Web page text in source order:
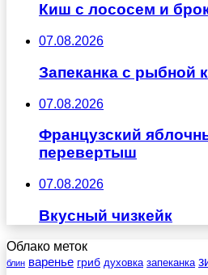
Киш с лососем и
07.08.2026
Запеканка с рыбной
07.08.2026
Французский
перевертыш
07.08.2026
Вкусный чизкейк
Облако меток
блин варенье гриб духовка запеканка